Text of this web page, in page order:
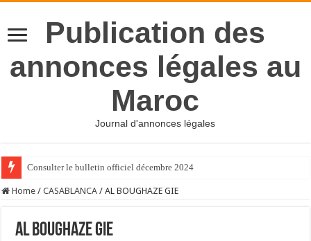
Publication des
annonces légales au
Maroc
Journal d'annonces légales
Consulter le bulletin officiel décembre 2024
Home / CASABLANCA / AL BOUGHAZE GIE
AL BOUGHAZE GIE